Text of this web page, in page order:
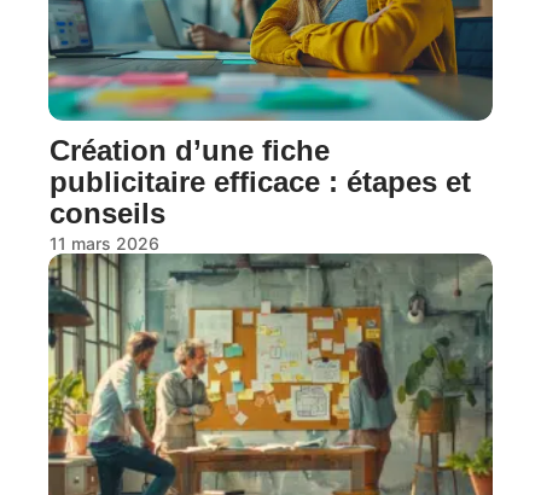
Création d’une fiche
publicitaire efficace : étapes et
conseils
11 mars 2026